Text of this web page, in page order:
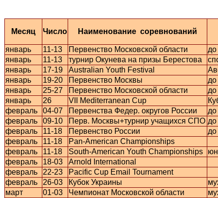
Месяц Число Наименование соревнований
январь 11-13 Первенство Московской области
январь
11-13 турнир Окунева на призы Берестова
январь
17-19 Australian Youth Festival
январь
19-20 Первенство Москвы
январь
25-27 Первенство Московской области
январь
26 VII Mediterranean Cup
февраль
04-07 Первенства Федер. округов России
февраль
09-10 Перв. Москвы+турнир учащихся СПО
февраль
11-18 Первенство России
февраль
11-18
Pan-American Championships
февраль
11-18 South-American Youth Championships
февраль
18-03
Arnold International
февраль
22-23
Pacific Cup Email Tournament
февраль
26-03 Кубок Украины
март
01-03 Чемпионат Московской области